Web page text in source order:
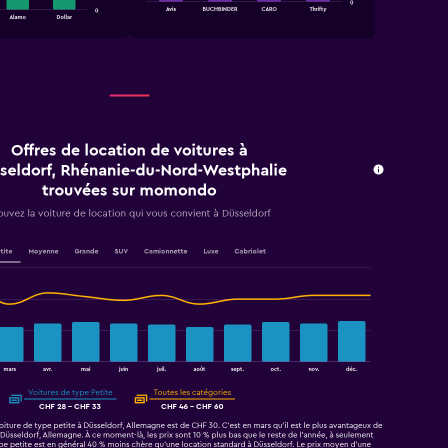
Alamo Dollar
0
axis
displaying
values.
Range:
0
to
Avis BUCHBINDER CARO Thrifty
0
Offres de location de voitures à
Rhénanie-du-Nord-Westphalie
trouvées sur momondo
la voiture de location qui vous convient à Düsseldorf
Moyenne Grande SUV Camionnette Luxe Cabriolet
mars avr. mai juin juil. août sept. oct. nov. déc.
Voitures de type Petite
CHF 28 - CHF 33
Toutes les catégories
CHF 46 - CHF 60
de type petite à Düsseldorf, Allemagne est de CHF 30. C’est en mars qu'il est le plus avantageux de
Allemagne. À ce moment-là, les prix sont 10 % plus bas que le reste de l’année, à seulement
petite est en général 40 % moins chère qu'une location standard à Düsseldorf. Le prix moyen d’une